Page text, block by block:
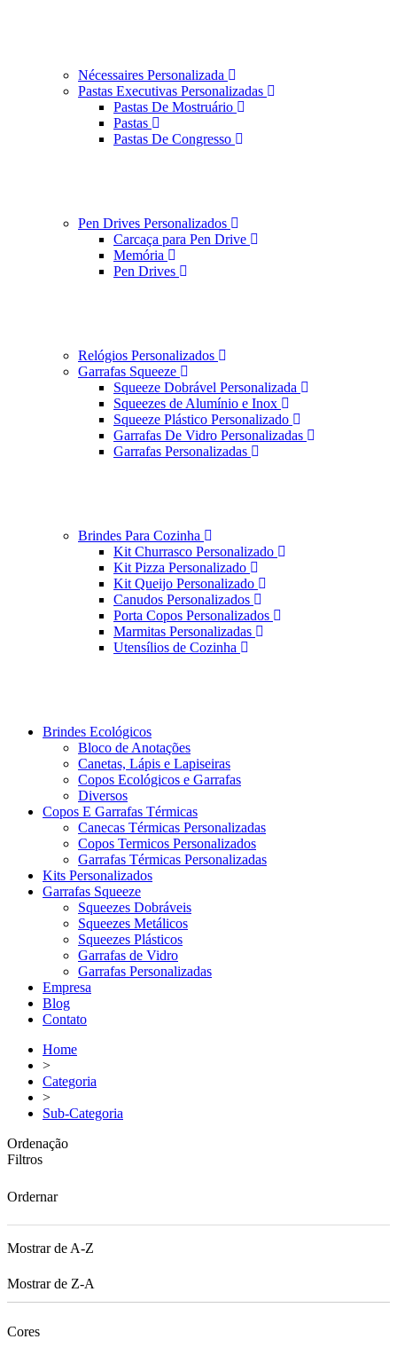
Nécessaires Personalizada
Pastas Executivas Personalizadas
Pastas De Mostruário
Pastas
Pastas De Congresso
Pen Drives Personalizados
Carcaça para Pen Drive
Memória
Pen Drives
Relógios Personalizados
Garrafas Squeeze
Squeeze Dobrável Personalizada
Squeezes de Alumínio e Inox
Squeeze Plástico Personalizado
Garrafas De Vidro Personalizadas
Garrafas Personalizadas
Brindes Para Cozinha
Kit Churrasco Personalizado
Kit Pizza Personalizado
Kit Queijo Personalizado
Canudos Personalizados
Porta Copos Personalizados
Marmitas Personalizadas
Utensílios de Cozinha
Brindes Ecológicos
Bloco de Anotações
Canetas, Lápis e Lapiseiras
Copos Ecológicos e Garrafas
Diversos
Copos E Garrafas Térmicas
Canecas Térmicas Personalizadas
Copos Termicos Personalizados
Garrafas Térmicas Personalizadas
Kits Personalizados
Garrafas Squeeze
Squeezes Dobráveis
Squeezes Metálicos
Squeezes Plásticos
Garrafas de Vidro
Garrafas Personalizadas
Empresa
Blog
Contato
Home
>
Categoria
>
Sub-Categoria
Ordenação
Filtros
Ordernar
Mostrar de A-Z
Mostrar de Z-A
Cores